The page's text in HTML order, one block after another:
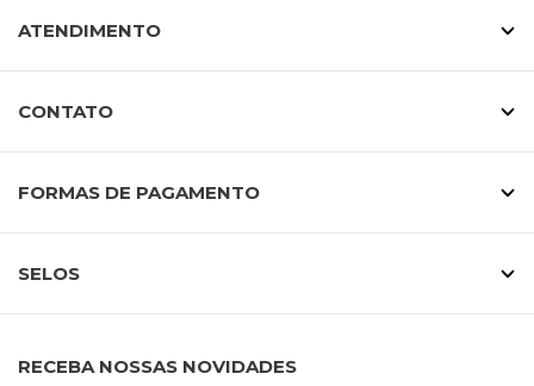
ATENDIMENTO
CONTATO
FORMAS DE PAGAMENTO
SELOS
RECEBA NOSSAS NOVIDADES